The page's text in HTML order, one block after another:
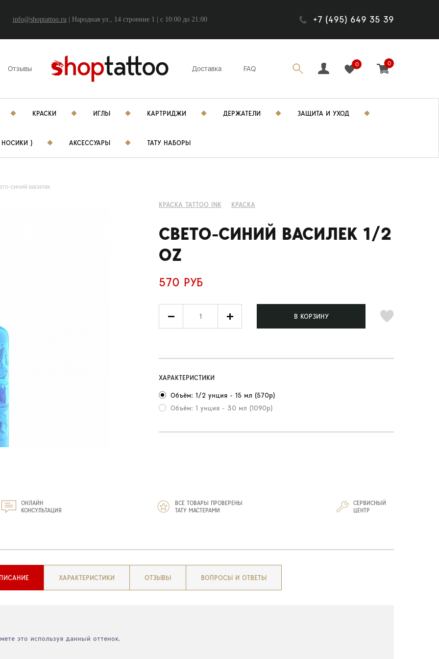
info@shoptattoo.ru| Народная ул., 14 строение 1 | c 10:00 до 21:00 +7 (495) 649 35 39
Отзывы Доставка FAQ
0 0
КРАСКИ ИГЛЫ КАРТРИДЖИ ДЕРЖАТЕЛИ ЗАЩИТА И УХОД
НОСИКИ ) АКСЕССУАРЫ ТАТУ НАБОРЫ
синий василек
КРАСКА TATTOO INK КРАСКА
СВЕТО-СИНИЙ ВАСИЛЕК 1/2
OZ
570 РУБ
В КОРЗИНУ
ХАРАКТЕРИСТИКИ
Объём: 1/2 унция - 15 мл (570р)
Объём: 1 унция - 30 мл (1090р)
ОНЛАЙН
КОНСУЛЬТАЦИЯ
ВСЕ ТОВАРЫ ПРОВЕРЕНЫ
ТАТУ МАСТЕРАМИ
СЕРВИСНЫЙ
ЦЕНТР
ХАРАКТЕРИСТИКИ ОТЗЫВЫ ВОПРОСЫ И ОТВЕТЫ
это используя данный оттенок.